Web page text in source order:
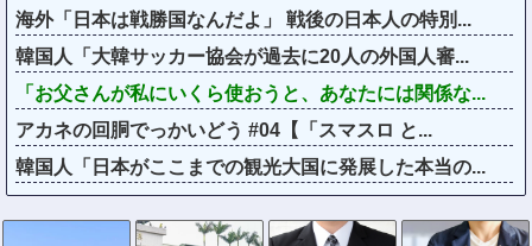
海外「日本は戦勝国なんだよ」 戦後の日本人の特別...
韓国人「大韓サッカー協会が過去に20人の外国人審...
「お父さんが私にいくら使おうと、あなたには関係な...
アカネの回胴でっかいどう #04【「スマスロ と...
韓国人「日本がここまでの観光大国に発展した本当の...